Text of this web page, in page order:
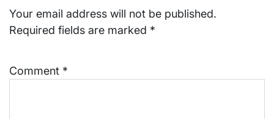
Your email address will not be published.
Required fields are marked *
Comment *